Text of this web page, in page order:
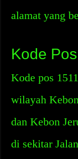
alamat yang
Kode
Kode pos
wilayah
dan Kebon
di sekitar